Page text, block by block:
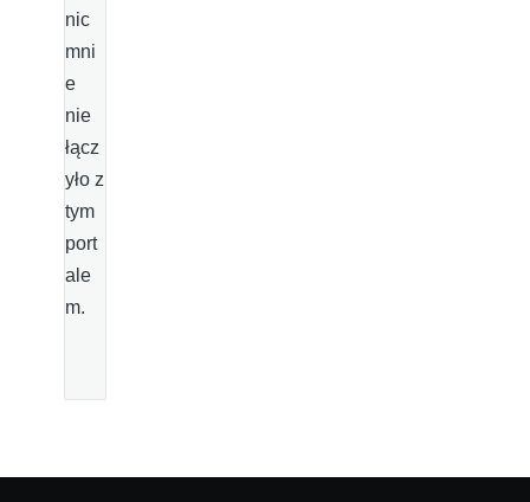
nic
mni
e
nie
łącz
yło z
tym
port
ale
m.